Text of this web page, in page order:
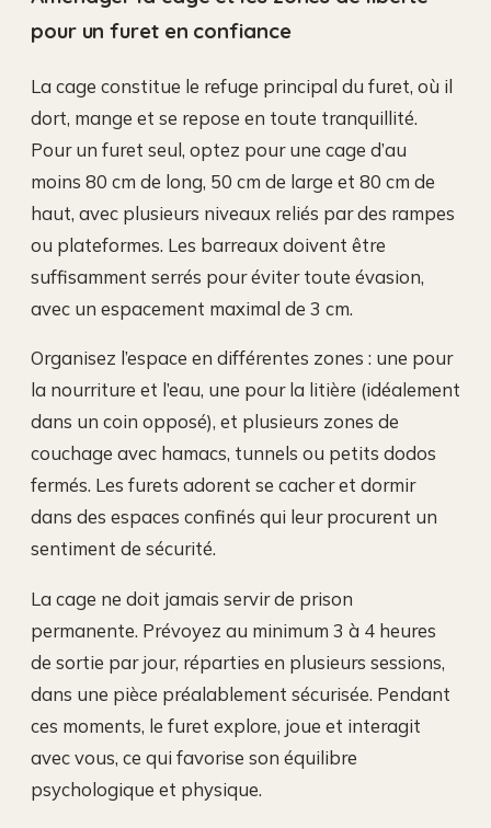
pour un furet en confiance
La cage constitue le refuge principal du furet, où il
dort, mange et se repose en toute tranquillité.
Pour un furet seul, optez pour une cage d’au
moins 80 cm de long, 50 cm de large et 80 cm de
haut, avec plusieurs niveaux reliés par des rampes
ou plateformes. Les barreaux doivent être
suffisamment serrés pour éviter toute évasion,
avec un espacement maximal de 3 cm.
Organisez l’espace en différentes zones : une pour
la nourriture et l’eau, une pour la litière (idéalement
dans un coin opposé), et plusieurs zones de
couchage avec hamacs, tunnels ou petits dodos
fermés. Les furets adorent se cacher et dormir
dans des espaces confinés qui leur procurent un
sentiment de sécurité.
La cage ne doit jamais servir de prison
permanente. Prévoyez au minimum 3 à 4 heures
de sortie par jour, réparties en plusieurs sessions,
dans une pièce préalablement sécurisée. Pendant
ces moments, le furet explore, joue et interagit
avec vous, ce qui favorise son équilibre
psychologique et physique.